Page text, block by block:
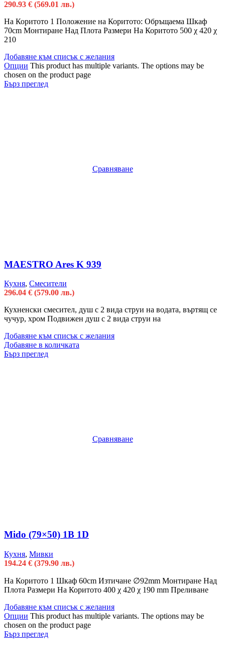
290.93 € (569.01 лв.)
На Коритото 1 Положение на Коритото: Обръщаема Шкаф
70cm Монтиране Над Плота Размери На Коритото 500 χ 420 χ
210
Добавяне към списък с желания
Опции This product has multiple variants. The options may be
chosen on the product page
Бърз преглед
Сравняване
MAESTRO Ares K 939
Кухня, Смесители
296.04 € (579.00 лв.)
Кухненски смесител, душ с 2 вида струи на водата, въртящ се
чучур, хром Подвижен душ с 2 вида струи на
Добавяне към списък с желания
Добавяне в количката
Бърз преглед
Сравняване
Mido (79×50) 1B 1D
Кухня, Мивки
194.24 € (379.90 лв.)
На Коритото 1 Шкаф 60cm Изтичане ∅92mm Монтиране Над
Плота Размери На Коритото 400 χ 420 χ 190 mm Преливане
Добавяне към списък с желания
Опции This product has multiple variants. The options may be
chosen on the product page
Бърз преглед